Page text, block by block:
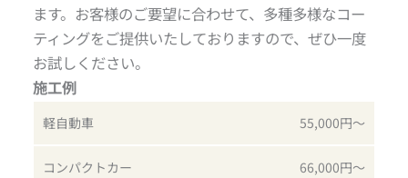
ます。お客様のご要望に合わせて、多種多様なコー
ティングをご提供いたしておりますので、ぜひ一度
お試しください。
施工例
軽自動車 55,000円〜
コンパクトカー 66,000円〜